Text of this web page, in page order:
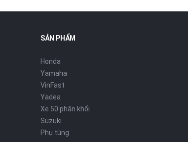
SẢN PHẨM
Honda
Yamaha
VinFast
Yadea
Xe 50 phân khối
Suzuki
Phụ tùng